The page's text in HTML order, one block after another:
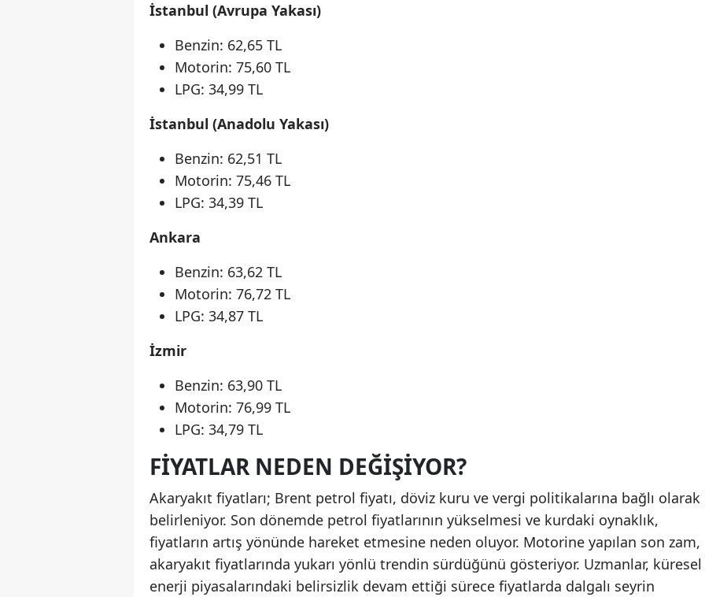
İstanbul (Avrupa Yakası)
Benzin: 62,65 TL
Motorin: 75,60 TL
LPG: 34,99 TL
İstanbul (Anadolu Yakası)
Benzin: 62,51 TL
Motorin: 75,46 TL
LPG: 34,39 TL
Ankara
Benzin: 63,62 TL
Motorin: 76,72 TL
LPG: 34,87 TL
İzmir
Benzin: 63,90 TL
Motorin: 76,99 TL
LPG: 34,79 TL
FIYATLAR NEDEN DEĞIŞIYOR?
Akaryakıt fiyatları; Brent petrol fiyatı, döviz kuru ve vergi politikalarına bağlı olarak
belirleniyor. Son dönemde petrol fiyatlarının yükselmesi ve kurdaki oynaklık,
fiyatların artış yönünde hareket etmesine neden oluyor. Motorine yapılan son zam,
akaryakıt fiyatlarında yukarı yönlü trendin sürdüğünü gösteriyor. Uzmanlar, küresel
enerji piyasalarındaki belirsizlik devam ettiği sürece fiyatlarda dalgalı seyrin